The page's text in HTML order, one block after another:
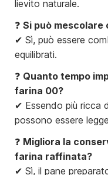
lievito naturale.
❓ Si può
✔ Sì, può essere
equilibrati.
❓ Quanto tempo
farina 00?
✔ Essendo più ricca
possono essere
❓ Migliora la
farina raffinata?
✔ Sì, il pane